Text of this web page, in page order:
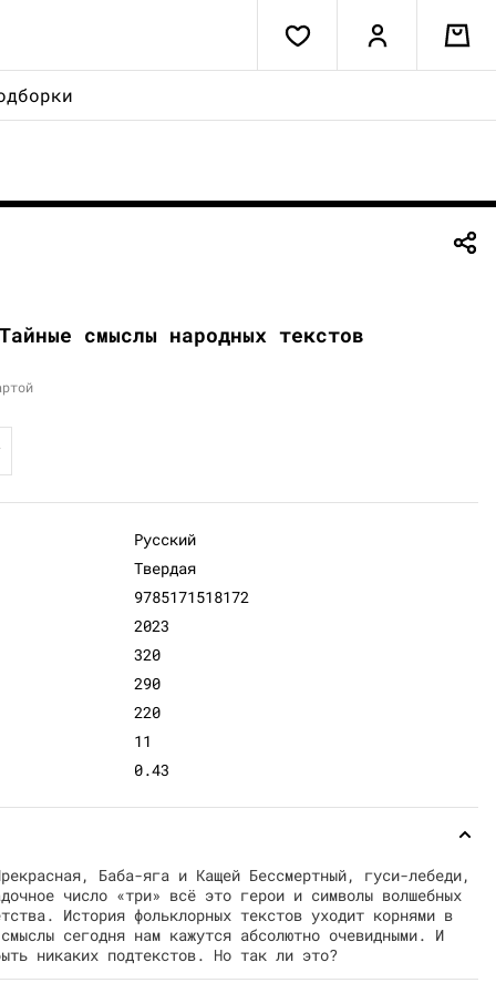
смыслы народных текстов
Русский
Твердая
9785171518172
2023
320
290
220
11
0.43
Баба-яга и Кащей Бессмертный, гуси-лебеди,
число «три» всё это герои и символы волшебных
История фольклорных текстов уходит корнями в
сегодня нам кажутся абсолютно очевидными. И
никаких подтекстов. Но так ли это?